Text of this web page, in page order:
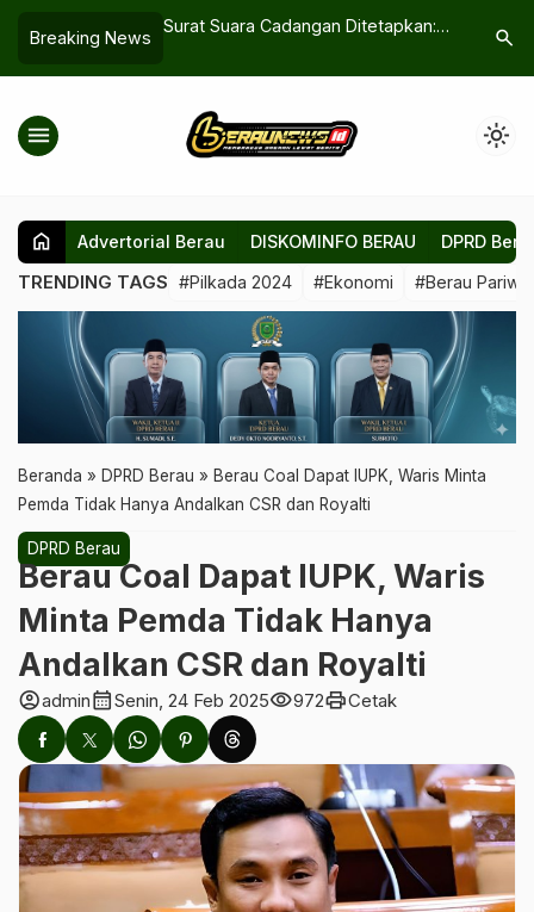
Breaking News
Ditetapkan:
Tanpa PSU
Disnaker Berau Imbau Perusahaan
Judi
search
menu light_mode
home Advertorial Berau DISKOMINFO BERAU DPRD
TRENDING TAGS #Pilkada 2024 #Ekonomi #Berau
Beranda » DPRD Berau » Berau Coal Dapat IUPK, Waris Minta
Pemda Tidak Hanya Andalkan CSR dan Royalti
DPRD Berau
Berau Coal Dapat IUPK, Waris
Minta Pemda Tidak Hanya
Andalkan CSR dan Royalti
account_circleadmincalendar_monthSenin, 24 Feb 2025visibility972printCetak